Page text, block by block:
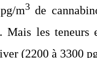
m3 de
. Mais les teneurs
(2200 à 3300